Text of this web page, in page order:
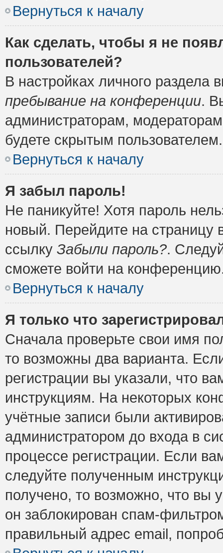
Вернуться к началу
Как сделать, чтобы я не
пользователей?
В настройках личного
пребывание на конференции.
администраторам,
будете скрытым пользователем.
Вернуться к началу
Я забыл пароль!
Не паникуйте! Хотя пароль
новый. Перейдите на
ссылку Забыли пароль?.
сможете войти на
Вернуться к началу
Я только что
Сначала проверьте свои имя
то возможны два варианта.
регистрации вы указали, что
инструкциям. На некоторых
учётные записи были
администратором до входа в
процессе регистрации. Если
следуйте полученным
получено, то возможно, что вы
он заблокирован спам-
правильный адрес email,